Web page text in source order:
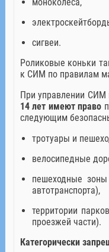
сигвеи.
Роликовые коньки
к СИМ по правилам
При управлении СИМ
14 лет имеют право
следующим
тротуары и
велосипедные
пешеходные
автотранспорта),
территории
проезжей части).
Категорически